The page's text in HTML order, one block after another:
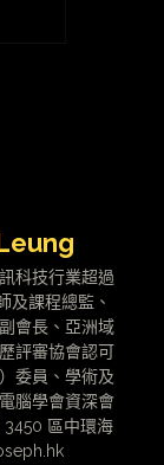
科技行業超過
及課程總監、
會長、亞洲域
評審協會認可
委員、學術及
腦學會資深會
3450 區中環海